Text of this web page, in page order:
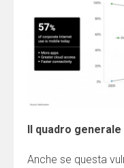
Il quadro generale
Anche se questa